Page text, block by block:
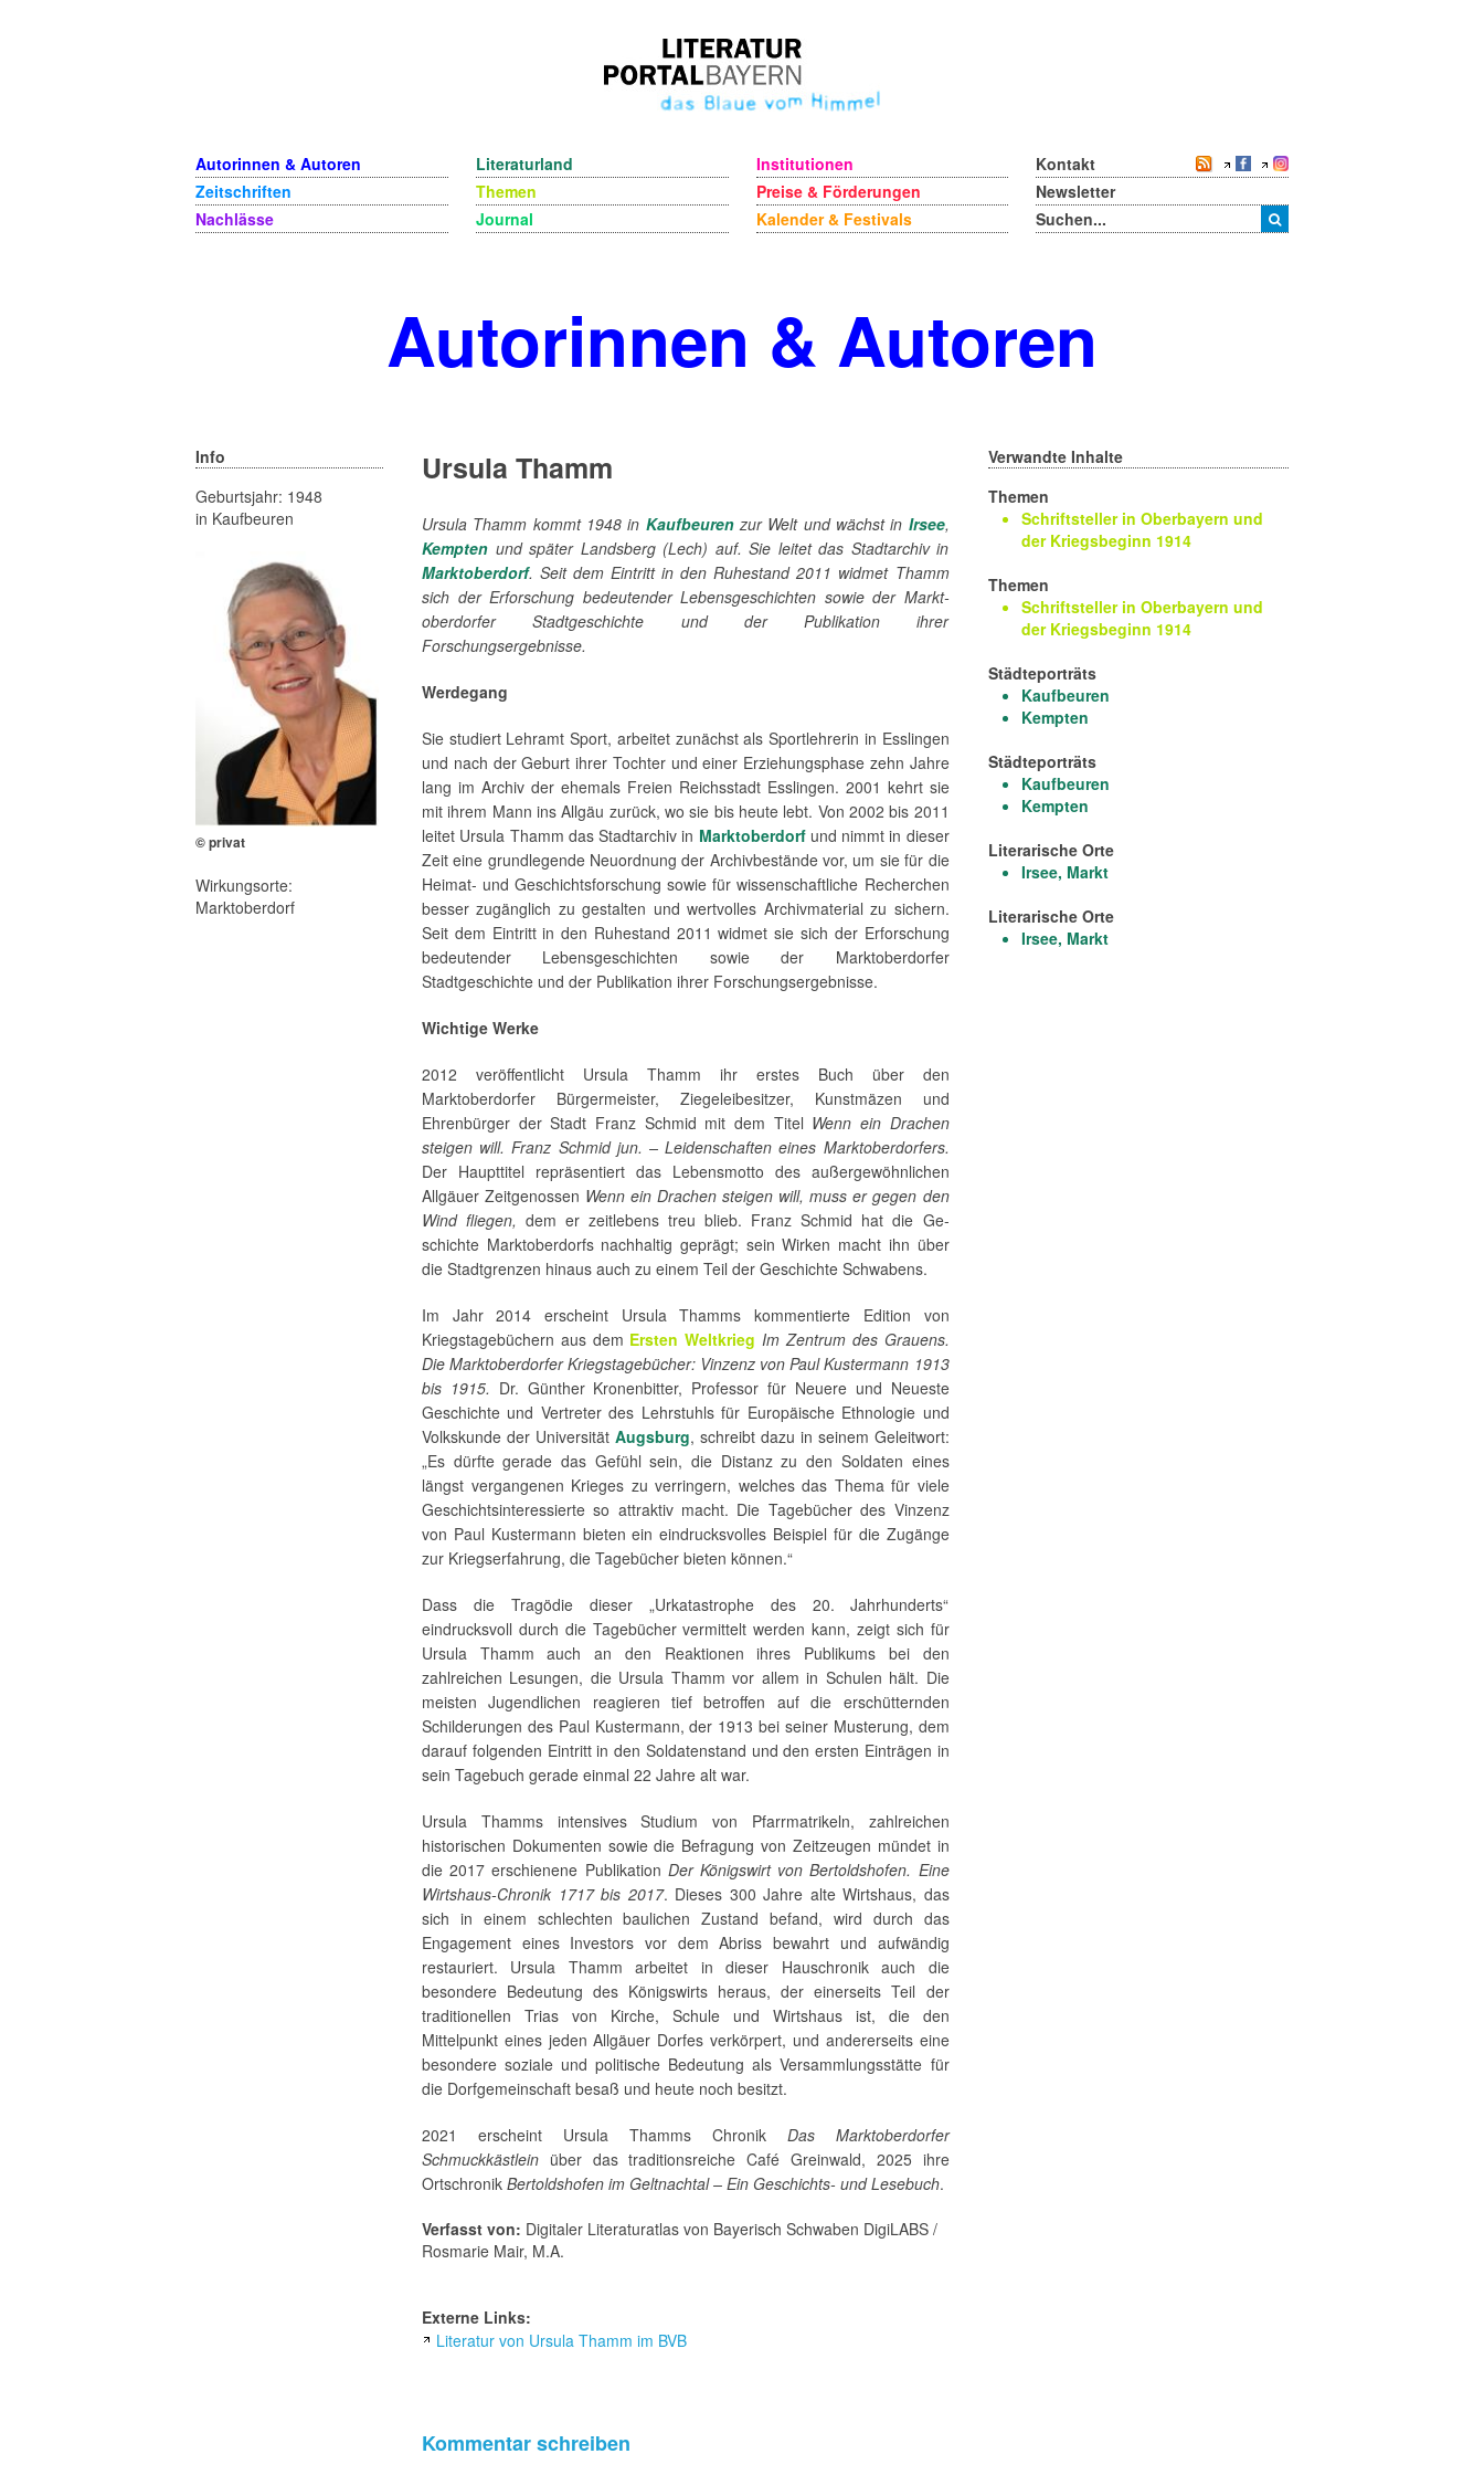
Autorinnen & Autoren
Zeitschriften
Nachlässe
Literaturland
Themen
Journal
Institutionen
Preise & Förderungen
Kalender & Festivals
Kontakt
Newsletter
Autorinnen & Autoren
Info
Geburtsjahr: 1948
in Kaufbeuren
© privat
Wirkungsorte:
Marktoberdorf
Ursula Thamm
Ursula Thamm kommt 1948 in Kaufbeurenzur Welt und wächst in Irsee,
Kempten und später Landsberg (Lech) auf. Sie leitet das Stadt­archiv in
Marktoberdorf. Seit dem Eintritt in den Ruhestand 2011 widmet Thamm
sich der Erforschung bedeutender Lebens­geschichten sowie der Markt­
ober­dorfer Stadtgeschichte und der Publikation ihrer
Forschungsergebnisse.
Werdegang
Sie studiert Lehramt Sport, arbeitet zunächst als Sportlehrerin in Esslingen
und nach der Geburt ihrer Tochter und einer Erziehungsphase zehn Jahre
lang im Archiv der ehemals Freien Reichsstadt Esslingen. 2001 kehrt sie
mit ihrem Mann ins Allgäu zurück, wo sie bis heute lebt. Von 2002 bis 2011
leitet Ursula Thamm das Stadt­archiv in Marktoberdorfund nimmt in dieser
Zeit eine grundlegende Neuordnung der Archivbestände vor, um sie für die
Heimat- und Geschichts­forschung sowie für wissenschaftliche Recherchen
besser zugänglich zu gestalten und wertvolles Archivmaterial zu sichern.
Seit dem Eintritt in den Ruhestand 2011 widmet sie sich der Erforschung
bedeutender Lebens­geschichten sowie der Markt­ober­dorfer
Stadtgeschichte und der Publikation ihrer Forschungsergebnisse.
Wichtige Werke
2012 veröffentlicht Ursula Thamm ihr erstes Buch über den
Marktoberdorfer Bürgermeister, Ziegeleibesitzer, Kunstmäzen und
Ehrenbürger der Stadt Franz Schmid mit dem Titel Wenn ein Drachen
steigen will. Franz Schmid jun. – Leidenschaften eines Marktoberdorfers.
Der Haupttitel repräsentiert das Lebensmotto des außergewöhnlichen
Allgäuer Zeitgenossen Wenn ein Drachen steigen will, muss er gegen den
Wind fliegen,dem er zeitlebens treu blieb. Franz Schmid hat die Ge­
schichte Marktoberdorfs nachhaltig geprägt; sein Wirken macht ihn über
die Stadtgrenzen hinaus auch zu einem Teil der Geschichte Schwabens.
Im Jahr 2014 erscheint Ursula Thamms kommentierte Edition von
Kriegstagebüchern aus dem Ersten Weltkrieg Im Zentrum des Grauens.
Die Marktoberdorfer Kriegstagebücher: Vinzenz von Paul Kustermann 1913
bis 1915. Dr. Günther Kronenbitter, Professor für Neuere und Neueste
Geschichte und Vertreter des Lehrstuhls für Europäische Ethnologie und
Volkskunde der Universität Augsburg, schreibt dazu in seinem Geleitwort:
„Es dürfte gerade das Gefühl sein, die Distanz zu den Soldaten eines
längst vergangenen Krieges zu verringern, welches das Thema für viele
Geschichtsinteressierte so attraktiv macht. Die Tagebücher des Vinzenz
von Paul Kustermann bieten ein eindrucksvolles Beispiel für die Zugänge
zur Kriegserfahrung, die Tagebücher bieten können.“
Dass die Tragödie dieser „Urkatastrophe des 20. Jahrhunderts“
eindrucksvoll durch die Tagebücher vermittelt werden kann, zeigt sich für
Ursula Thamm auch an den Reaktionen ihres Publikums bei den
zahlreichen Lesungen, die Ursula Thamm vor allem in Schulen hält. Die
meisten Jugendlichen reagieren tief betroffen auf die erschütternden
Schilderungen des Paul Kustermann, der 1913 bei seiner Musterung, dem
darauf folgenden Eintritt in den Soldatenstand und den ersten Einträgen in
sein Tagebuch gerade einmal 22 Jahre alt war.
Ursula Thamms intensives Studium von Pfarrmatrikeln, zahlreichen
historischen Dokumenten sowie die Befragung von Zeitzeugen mündet in
die 2017 erschienene Publikation Der Königswirt von Bertoldshofen. Eine
Wirtshaus-Chronik 1717 bis 2017. Dieses 300 Jahre alte Wirtshaus, das
sich in einem schlechten baulichen Zustand befand, wird durch das
Engagement eines Investors vor dem Abriss bewahrt und aufwändig
restauriert. Ursula Thamm arbeitet in dieser Hauschronik auch die
besondere Bedeutung des Königswirts heraus, der einerseits Teil der
traditionellen Trias von Kirche, Schule und Wirtshaus ist, die den
Mittelpunkt eines jeden Allgäuer Dorfes verkörpert, und anderer­seits eine
besondere soziale und politische Bedeutung als Versammlungsstätte für
die Dorfgemein­schaft besaß und heute noch besitzt.
2021 erscheint Ursula Thamms Chronik Das Marktoberdorfer
Schmuckkästlein über das traditionsreiche Café Greinwald, 2025 ihre
Ortschronik Bertoldshofen im Geltnachtal – Ein Geschichts- und Lesebuch.
Verfasst von: Digitaler Literaturatlas von Bayerisch Schwaben DigiLABS /
Rosmarie Mair, M.A.
Externe Links:
Literatur von Ursula Thamm im BVB
Verwandte Inhalte
Themen
Schriftsteller in Oberbayern und
der Kriegsbeginn 1914
Themen
Schriftsteller in Oberbayern und
der Kriegsbeginn 1914
Städteporträts
Kaufbeuren
Kempten
Städteporträts
Kaufbeuren
Kempten
Literarische Orte
Irsee, Markt
Literarische Orte
Irsee, Markt
Kommentar schreiben